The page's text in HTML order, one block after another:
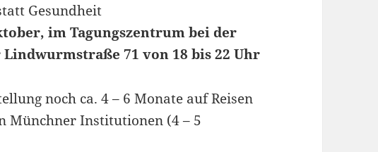
Gesundheit
im Tagungszentrum bei der
71 von 18 bis 22 Uhr
noch ca. 4 – 6 Monate auf Reisen
Münchner Institutionen (4 – 5